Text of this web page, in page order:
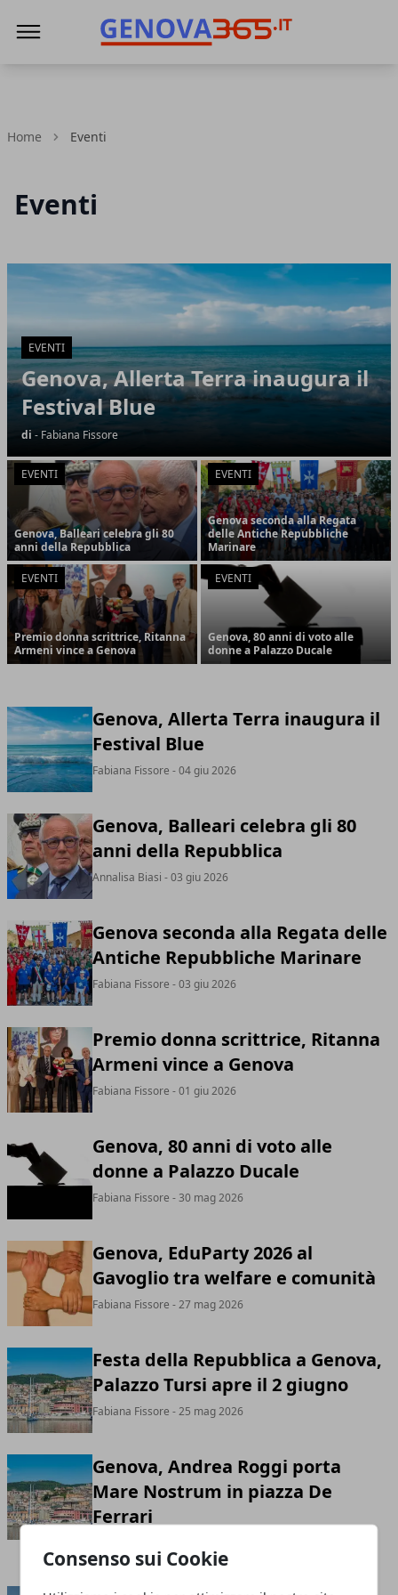
Consenso sui Cookie
Home Eventi
Eventi
Articoli in Evidenza
EVENTI
Genova, Allerta Terra inaugura il
Festival Blue
di - Fabiana Fissore
EVENTI
Genova, Balleari celebra gli 80
anni della Repubblica
EVENTI
Genova seconda alla Regata
delle Antiche Repubbliche
Marinare
EVENTI
Premio donna scrittrice, Ritanna
Armeni vince a Genova
EVENTI
Genova, 80 anni di voto alle
donne a Palazzo Ducale
Genova, Allerta Terra inaugura il
Festival Blue
Fabiana Fissore - 04 giu 2026
Genova, Balleari celebra gli 80
anni della Repubblica
Annalisa Biasi - 03 giu 2026
Genova seconda alla Regata delle
Antiche Repubbliche Marinare
Fabiana Fissore - 03 giu 2026
Premio donna scrittrice, Ritanna
Armeni vince a Genova
Fabiana Fissore - 01 giu 2026
Genova, 80 anni di voto alle
donne a Palazzo Ducale
Fabiana Fissore - 30 mag 2026
Genova, EduParty 2026 al
Gavoglio tra welfare e comunità
Fabiana Fissore - 27 mag 2026
Festa della Repubblica a Genova,
Palazzo Tursi apre il 2 giugno
Fabiana Fissore - 25 mag 2026
Genova, Andrea Roggi porta
Mare Nostrum in piazza De
Ferrari